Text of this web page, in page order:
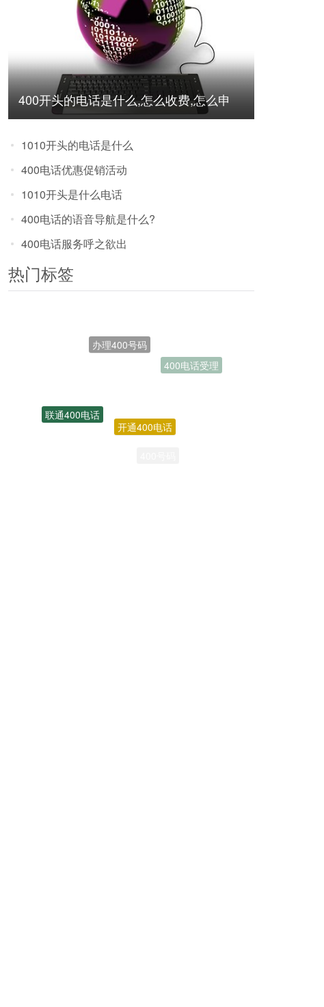
400开头的电话是什么,怎么收费,怎么申
请?
1010开头的电话是什么
400电话优惠促销活动
1010开头是什么电话
400电话的语音导航是什么?
400电话服务呼之欲出
热门标签
联通400电话